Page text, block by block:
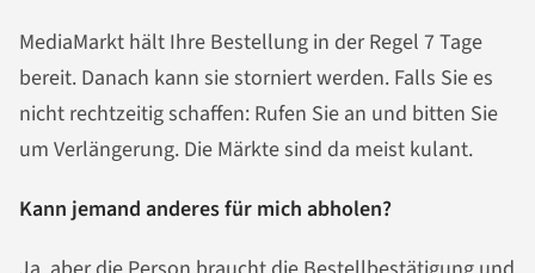
MediaMarkt hält Ihre Bestellung in der Regel 7 Tage
bereit. Danach kann sie storniert werden. Falls Sie es
nicht rechtzeitig schaffen: Rufen Sie an und bitten Sie
um Verlängerung. Die Märkte sind da meist kulant.
Kann jemand anderes für mich abholen?